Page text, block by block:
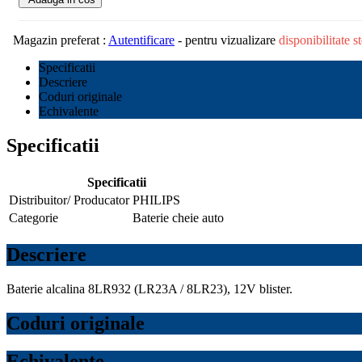
Magazin preferat : Autentificare - pentru vizualizare disponibilitate
Specificatii
Descriere
Coduri originale
Echivalente
Specificatii
Specificatii
Distribuitor/ Producator PHILIPS
Categorie
Baterie cheie auto
Descriere
Baterie alcalina 8LR932 (LR23A / 8LR23), 12V blister.
Coduri originale